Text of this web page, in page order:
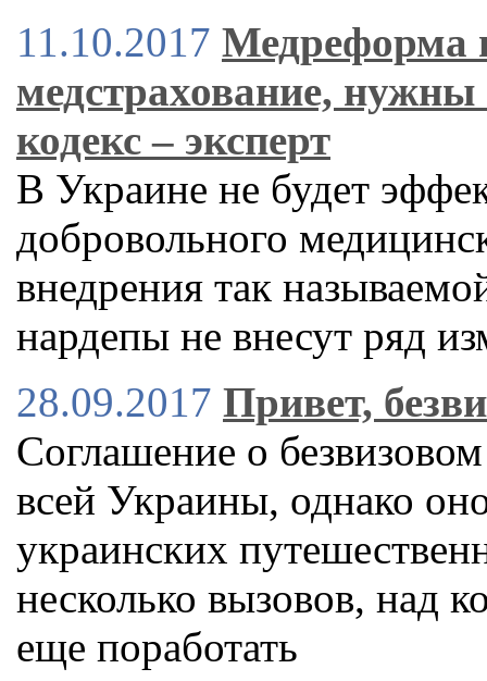
11.10.2017 Медреформа
медстрахование,
кодекс – эксперт
В Украине не будет
добровольного
внедрения так
нардепы не внесут ряд
28.09.2017 Привет,
Соглашение о
всей Украины, однако
украинских
несколько вызовов, над
еще поработать